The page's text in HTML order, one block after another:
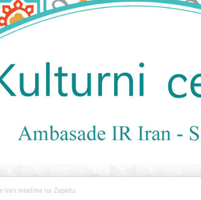
Iran mladima na Zapadu